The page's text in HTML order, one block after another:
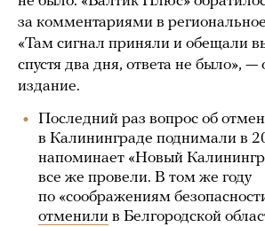
за комментариями в
«Там сигнал приняли и обещали
спустя два дня, ответа не было», —
издание.
Последний раз вопрос об
в Калининграде поднимали в
напоминает «Новый
все же провели. В том же году
по «соображениям
отменили в Белгородской